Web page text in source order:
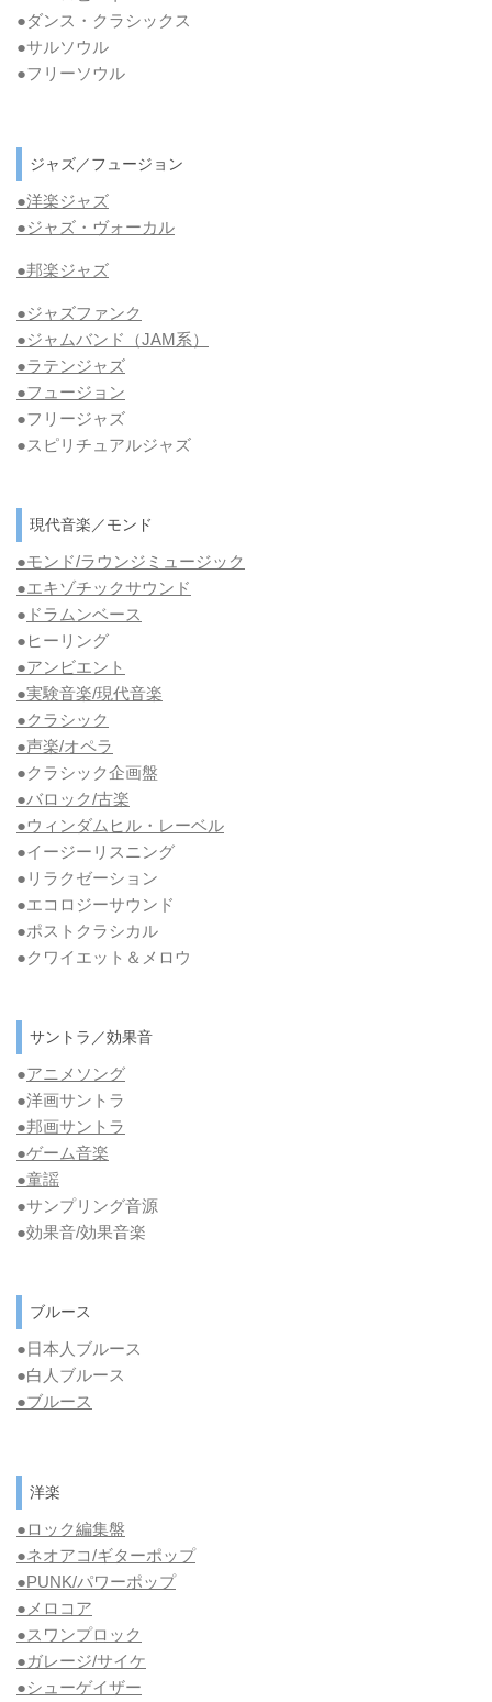
●ダンス・クラシックス
●サルソウル
●フリーソウル
ジャズ／フュージョン
●洋楽ジャズ
●ジャズ・ヴォーカル
●邦楽ジャズ
●ジャズファンク
●ジャムバンド（JAM系）
●ラテンジャズ
●フュージョン
●フリージャズ
●スピリチュアルジャズ
現代音楽／モンド
●モンド/ラウンジミュージック
●エキゾチックサウンド
● ドラムンベース
●ヒーリング
●アンビエント
●実験音楽/現代音楽
●クラシック
●声楽/オペラ
●クラシック企画盤
●バロック/古楽
●ウィンダムヒル・レーベル
●イージーリスニング
●リラクゼーション
●エコロジーサウンド
●ポストクラシカル
●クワイエット＆メロウ
サントラ／効果音
●アニメソング
●洋画サントラ
●邦画サントラ
●ゲーム音楽
●童謡
●サンプリング音源
●効果音/効果音楽
ブルース
●日本人ブルース
●白人ブルース
●ブルース
洋楽
●ロック編集盤
●ネオアコ/ギターポップ
●PUNK/パワーポップ
●メロコア
●スワンプロック
●ガレージ/サイケ
●シューゲイザー